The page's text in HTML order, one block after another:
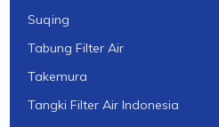
Suqing
Tabung Filter Air
Takemura
Tangki Filter Air Indonesia